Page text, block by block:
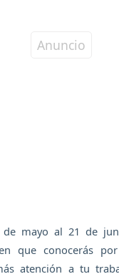
mayo al 21 de
que conocerás
atención a tu